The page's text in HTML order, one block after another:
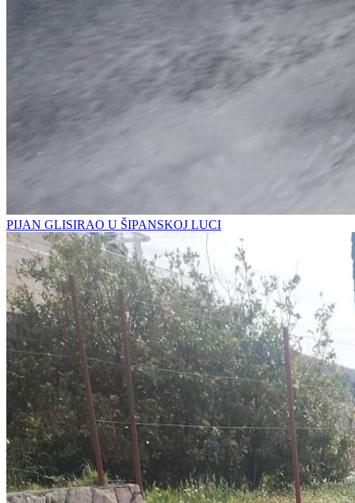
PIJAN GLISIRAO U ŠIPANSKOJ LUCI